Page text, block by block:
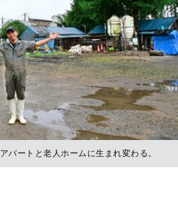
パートと老人ホームに生まれ変わる。